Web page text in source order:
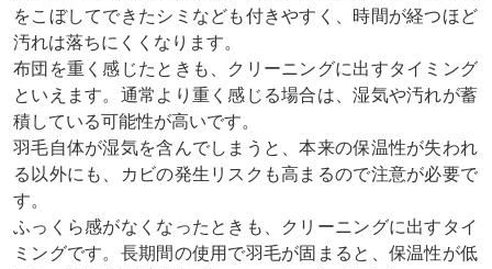
をこぼしてできたシミなども付きやすく、時間が経つほど
汚れは落ちにくくなります。
布団を重く感じたときも、クリーニングに出すタイミング
といえます。通常より重く感じる場合は、湿気や汚れが蓄
積している可能性が高いです。
羽毛自体が湿気を含んでしまうと、本来の保温性が失われ
る以外にも、カビの発生リスクも高まるので注意が必要で
す。
ふっくら感がなくなったときも、クリーニングに出すタイ
ミングです。長期間の使用で羽毛が固まると、保温性が低